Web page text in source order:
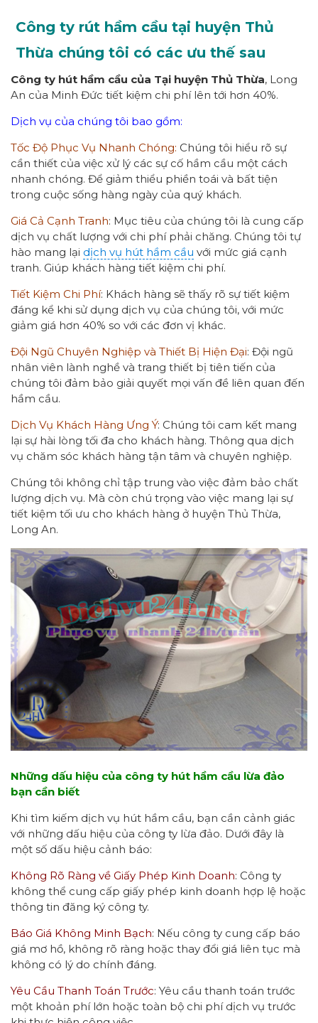
Công ty rút hầm cầu tại huyện Thủ
Thừa chúng tôi có các ưu thế sau
Công ty hút hầm cầu của Tại huyện Thủ Thừa, Long
An của Minh Đức tiết kiệm chi phí lên tới hơn 40%.
Dịch vụ của chúng tôi bao gồm:
Tốc Độ Phục Vụ Nhanh Chóng: Chúng tôi hiểu rõ sự
cần thiết của việc xử lý các sự cố hầm cầu một cách
nhanh chóng. Để giảm thiểu phiền toái và bất tiện
trong cuộc sống hàng ngày của quý khách.
Giá Cả Cạnh Tranh: Mục tiêu của chúng tôi là cung cấp
dịch vụ chất lượng với chi phí phải chăng. Chúng tôi tự
hào mang lại dịch vụ hút hầm cầu với mức giá cạnh
tranh. Giúp khách hàng tiết kiệm chi phí.
Tiết Kiệm Chi Phí: Khách hàng sẽ thấy rõ sự tiết kiệm
đáng kể khi sử dụng dịch vụ của chúng tôi, với mức
giảm giá hơn 40% so với các đơn vị khác.
Đội Ngũ Chuyên Nghiệp và Thiết Bị Hiện Đại: Đội ngũ
nhân viên lành nghề và trang thiết bị tiên tiến của
chúng tôi đảm bảo giải quyết mọi vấn đề liên quan đến
hầm cầu.
Dịch Vụ Khách Hàng Ưng Ý: Chúng tôi cam kết mang
lại sự hài lòng tối đa cho khách hàng. Thông qua dịch
vụ chăm sóc khách hàng tận tâm và chuyên nghiệp.
Chúng tôi không chỉ tập trung vào việc đảm bảo chất
lượng dịch vụ. Mà còn chú trọng vào việc mang lại sự
tiết kiệm tối ưu cho khách hàng ở huyện Thủ Thừa,
Long An.
Những dấu hiệu của công ty hút hầm cầu lừa đảo
bạn cần biết
Khi tìm kiếm dịch vụ hút hầm cầu, bạn cần cảnh giác
với những dấu hiệu của công ty lừa đảo. Dưới đây là
một số dấu hiệu cảnh báo:
Không Rõ Ràng về Giấy Phép Kinh Doanh: Công ty
không thể cung cấp giấy phép kinh doanh hợp lệ hoặc
thông tin đăng ký công ty.
Báo Giá Không Minh Bạch: Nếu công ty cung cấp báo
giá mơ hồ, không rõ ràng hoặc thay đổi giá liên tục mà
không có lý do chính đáng.
Yêu Cầu Thanh Toán Trước: Yêu cầu thanh toán trước
một khoản phí lớn hoặc toàn bộ chi phí dịch vụ trước